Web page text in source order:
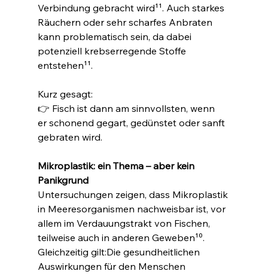
Verbindung gebracht wird¹¹. Auch starkes
Räuchern oder sehr scharfes Anbraten
kann problematisch sein, da dabei
potenziell krebserregende Stoffe
entstehen¹¹.
Kurz gesagt:
👉 Fisch ist dann am sinnvollsten, wenn
er schonend gegart, gedünstet oder sanft
gebraten wird.
Mikroplastik: ein Thema – aber kein
Panikgrund
Untersuchungen zeigen, dass Mikroplastik
in Meeresorganismen nachweisbar ist, vor
allem im Verdauungstrakt von Fischen,
teilweise auch in anderen Geweben¹⁰.
Gleichzeitig gilt:Die gesundheitlichen
Auswirkungen für den Menschen